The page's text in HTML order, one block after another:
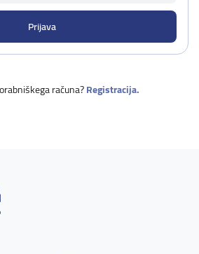
računa?Registracija.